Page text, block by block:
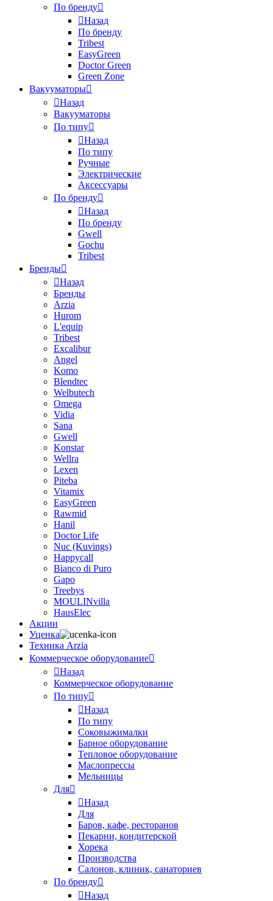
По бренду
Назад
По бренду
Tribest
EasyGreen
Doctor Green
Green Zone
Вакууматоры
Назад
Вакууматоры
По типу
Назад
По типу
Ручные
Электрические
Аксессуары
По бренду
Назад
По бренду
Gwell
Gochu
Tribest
Бренды
Назад
Бренды
Arzia
Hurom
L'equip
Tribest
Excalibur
Angel
Komo
Blendtec
Welbutech
Omega
Vidia
Sana
Gwell
Konstar
Wellra
Lexen
Piteba
Vitamix
EasyGreen
Rawmid
Hanil
Doctor Life
Nuc (Kuvings)
Happycall
Bianco di Puro
Gapo
Treebys
MOULINvilla
HausElec
Акции
Уценка
Техника Arzia
Коммерческое оборудование
Назад
Коммерческое оборудование
По типу
Назад
По типу
Соковыжималки
Барное оборудование
Тепловое оборудование
Маслопрессы
Мельницы
Для
Назад
Для
Баров, кафе, ресторанов
Пекарни, кондитерской
Хорека
Производства
Салонов, клиник, санаториев
По бренду
Назад